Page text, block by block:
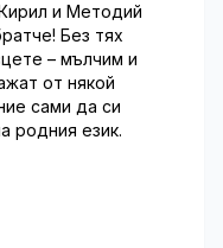
и Методий
Без тях
– мълчим и
от някой
сами да си
родния език.